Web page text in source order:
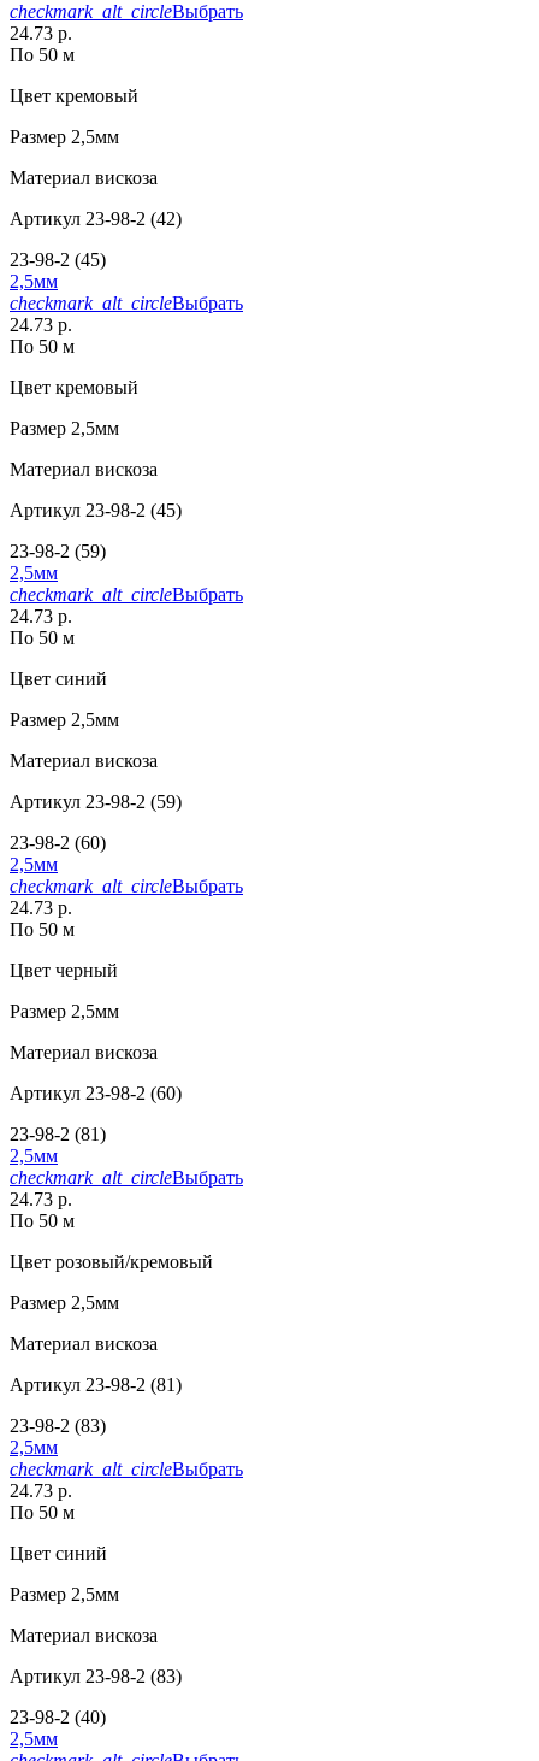
checkmark_alt_circleВыбрать
24.73 р.
По 50 м
Цвет кремовый
Размер 2,5мм
Материал вискоза
Артикул 23-98-2 (42)
23-98-2 (45)
2,5мм
checkmark_alt_circleВыбрать
24.73 р.
По 50 м
Цвет кремовый
Размер 2,5мм
Материал вискоза
Артикул 23-98-2 (45)
23-98-2 (59)
2,5мм
checkmark_alt_circleВыбрать
24.73 р.
По 50 м
Цвет синий
Размер 2,5мм
Материал вискоза
Артикул 23-98-2 (59)
23-98-2 (60)
2,5мм
checkmark_alt_circleВыбрать
24.73 р.
По 50 м
Цвет черный
Размер 2,5мм
Материал вискоза
Артикул 23-98-2 (60)
23-98-2 (81)
2,5мм
checkmark_alt_circleВыбрать
24.73 р.
По 50 м
Цвет розовый/кремовый
Размер 2,5мм
Материал вискоза
Артикул 23-98-2 (81)
23-98-2 (83)
2,5мм
checkmark_alt_circleВыбрать
24.73 р.
По 50 м
Цвет синий
Размер 2,5мм
Материал вискоза
Артикул 23-98-2 (83)
23-98-2 (40)
2,5мм